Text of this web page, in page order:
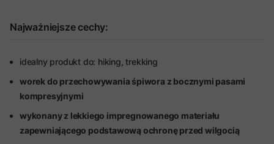
Najważniejsze cechy:
idealny produkt do: hiking, trekking
worek do przechowywania śpiwora z bocznymi pasami
kompresyjnymi
wykonany z lekkiego impregnowanego materiału
zapewniającego podstawową ochronę przed wilgocią